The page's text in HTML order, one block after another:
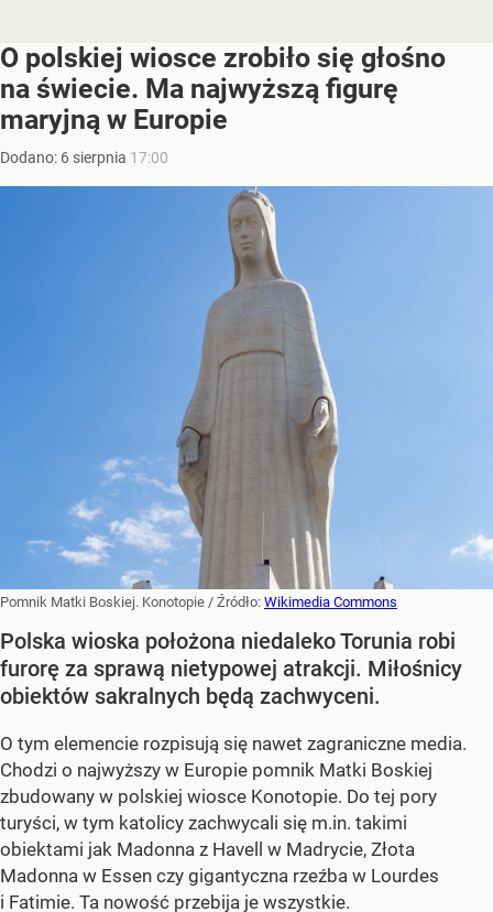
O polskiej wiosce zrobiło się głośno
na świecie. Ma najwyższą figurę
maryjną w Europie
Dodano: 6 sierpnia 17:00
Pomnik Matki Boskiej. Konotopie / Źródło: Wikimedia Commons
Polska wioska położona niedaleko Torunia robi
furorę za sprawą nietypowej atrakcji. Miłośnicy
obiektów sakralnych będą zachwyceni.
O tym elemencie rozpisują się nawet zagraniczne media.
Chodzi o najwyższy w Europie pomnik Matki Boskiej
zbudowany w polskiej wiosce Konotopie. Do tej pory
turyści, w tym katolicy zachwycali się m.in. takimi
obiektami jak Madonna z Havell w Madrycie, Złota
Madonna w Essen czy gigantyczna rzeźba w Lourdes
i Fatimie. Ta nowość przebija je wszystkie.